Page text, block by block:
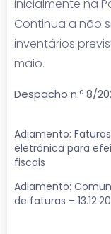
inicialmente na
Continua a não
inventários
maio.
Despacho n.º 8/
Adiamento:
eletrónica para
fiscais
Adiamento:
de faturas –